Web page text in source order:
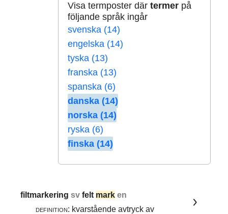
Visa termposter där termerpå
följande språk ingår
svenska (14)
engelska (14)
tyska (13)
franska (13)
spanska (6)
danska (14)
norska (14)
ryska (6)
finska (14)
filtmarkeringsvfelt mark en
definition: kvarstående avtryck av